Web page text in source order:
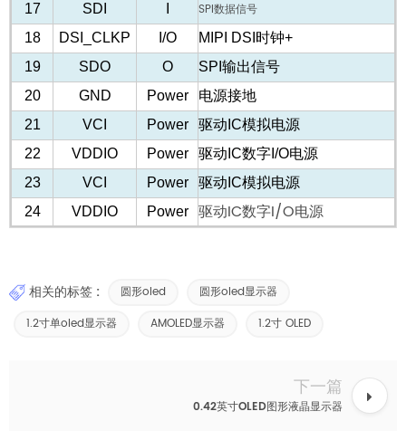
17
SDI SPI数据信号
18 DSI_CLKP I/O
MIPI DSI时钟+
19
SDO O
SPI输出信号
20
GND Power
电源接地
21
VCI Power
驱动IC模拟电源
22
VDDIO Power
驱动IC数字I/O电源
23
VCI Power
驱动IC模拟电源
24
VDDIO Power 驱动IC数字I/O电源
相关的标签 : 圆形oled
圆形oled显示器
1.2寸单oled显示器
AMOLED显示器 1.2寸 OLED
下一篇
0.42英寸OLED图形液晶显示器